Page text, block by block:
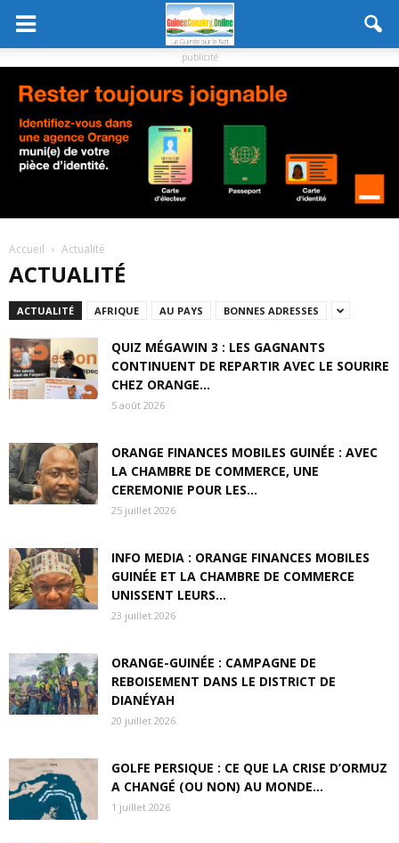
publicité
Accueil Actualité
ACTUALITÉ
ACTUALITÉ AFRIQUE AU PAYS BONNES ADRESSES
QUIZ MÉGAWIN 3 : LES GAGNANTS
CONTINUENT DE REPARTIR AVEC LE SOURIRE
CHEZ ORANGE...
5 août 2026
ORANGE FINANCES MOBILES GUINÉE : AVEC
LA CHAMBRE DE COMMERCE, UNE
CEREMONIE POUR LES...
25 juillet 2026
INFO MEDIA : ORANGE FINANCES MOBILES
GUINÉE ET LA CHAMBRE DE COMMERCE
UNISSENT LEURS...
23 juillet 2026
ORANGE-GUINÉE : CAMPAGNE DE
REBOISEMENT DANS LE DISTRICT DE
DIANÉYAH
20 juillet 2026
GOLFE PERSIQUE : CE QUE LA CRISE D’ORMUZ
A CHANGÉ (OU NON) AU MONDE...
1 juillet 2026